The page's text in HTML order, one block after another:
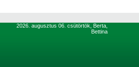
2026. augusztus 06. csütörtök, Berta,
Bettina